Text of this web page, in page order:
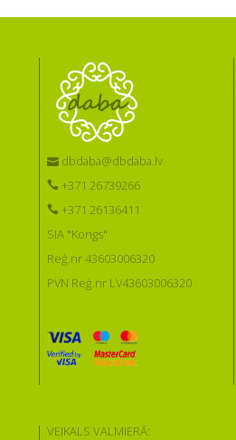
dbdaba@dbdaba.lv
+371 26739266
+371 26136411
SIA "Kongs"
Reģ.nr 43603006320
PVN Reģ.nr LV43603006320
VEIKALS VALMIERĀ: